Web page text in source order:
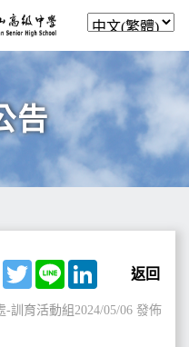
告
Facebook
TwitterLine LinkedIn
返回
-訓育活動組2024/05/06 發佈